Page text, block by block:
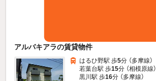
アルバキアラの賃貸物件
はるひ野駅 歩5分 （多摩線）
若葉台駅 歩15分 （相模原線）
黒川駅 歩16分 （多摩線）